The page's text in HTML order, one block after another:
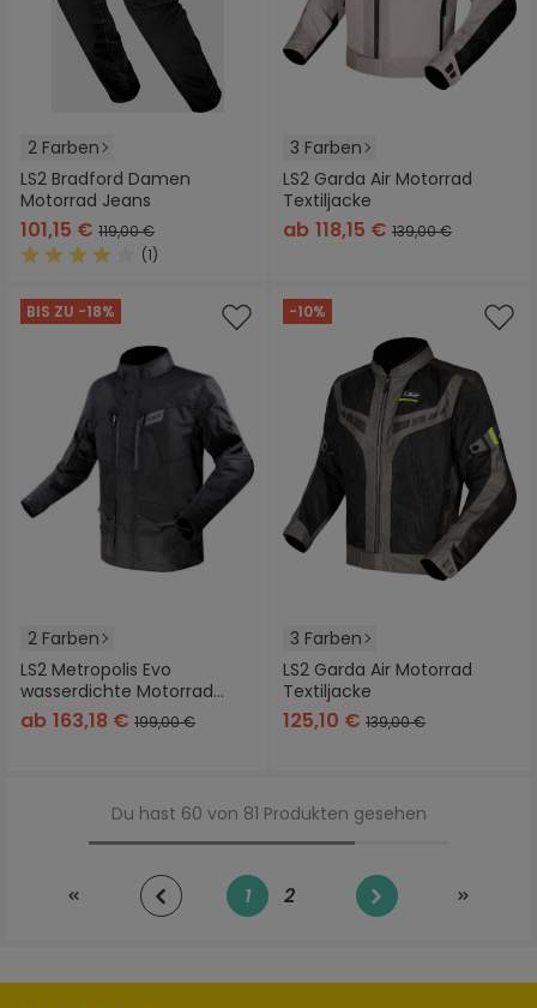
2 Farben
LS2 Bradford Damen
Motorrad Jeans
101,15 € 119,00 €
(1)
3 Farben
LS2 Garda Air Motorrad
Textiljacke
ab 118,15 € 139,00 €
BIS ZU -18%
2 Farben
LS2 Metropolis Evo
wasserdichte Motorrad
Textiljacke
ab 163,18 € 199,00 €
-10%
3 Farben
LS2 Garda Air Motorrad
Textiljacke
125,10 € 139,00 €
Du hast 60 von 81 Produkten gesehen
Seite
1 Seite
2